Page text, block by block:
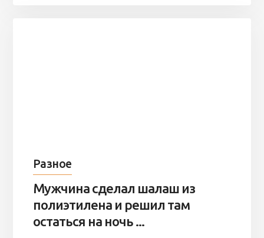
Разное
Мужчина сделал шалаш из
полиэтилена и решил там
остаться на ночь ...